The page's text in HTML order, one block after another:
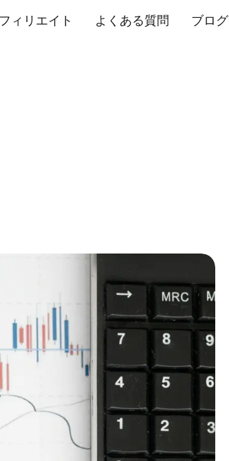
ィリエイト よくある質問
ブログ